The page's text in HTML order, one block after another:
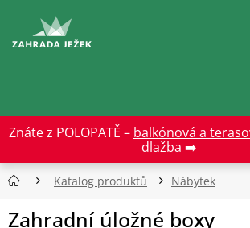
obsah
Znáte z POLOPATĚ – balkónová a
dlažba ➡️
Katalog produktů Nábytek
Zahradní úložné boxy